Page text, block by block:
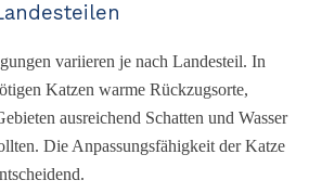
variieren je nach Landesteil. In
Katzen warme Rückzugsorte,
ausreichend Schatten und Wasser
Die Anpassungsfähigkeit der Katze